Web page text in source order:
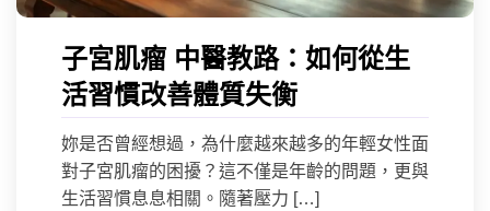
子宮肌瘤 中醫教路：如何從生
活習慣改善體質失衡
妳是否曾經想過，為什麼越來越多的年輕女性面
對子宮肌瘤的困擾？這不僅是年齡的問題，更與
生活習慣息息相關。隨著壓力 […]